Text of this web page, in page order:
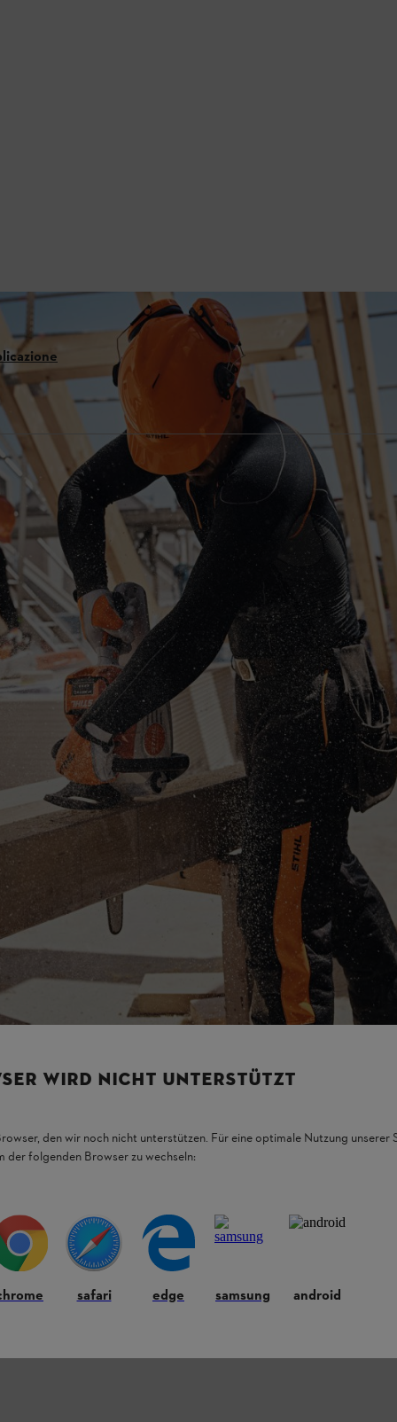
di integrare STIHL connected, l'indicazione del livello di carica o
processo di avviamento semplice
riduzione dei costi di esercizio a fronte di prestazioni elevate
in giardini privati, scuole e complessi residenziali
come
il caricatore multiplo o il bottTainer
nella cura del paesaggio, nell'arboricoltura e anche nei lavori
generare gas di scarico. Inoltre sono silenziosi, potenti e si
di attrezzi a batteria di varie categorie, che possono essere
qualità STIHL, i più elevati standard di sicurezza, l'ampia
di litio e questo comporta numerosi vantaggi:
integrata nei modelli AP 300 S e AP 500S
WIRD NICHT UNTERSTÜTZT
den wir noch nicht unterstützen. Für eine optimale Nutzung unserer
der folgenden Browser zu wechseln:
safari edge samsung android